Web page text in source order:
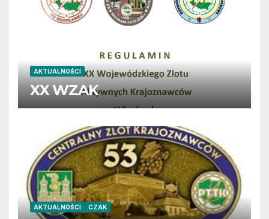
AKTUALNOŚCI
XX WZAK
AKTUALNOŚCI CZAK